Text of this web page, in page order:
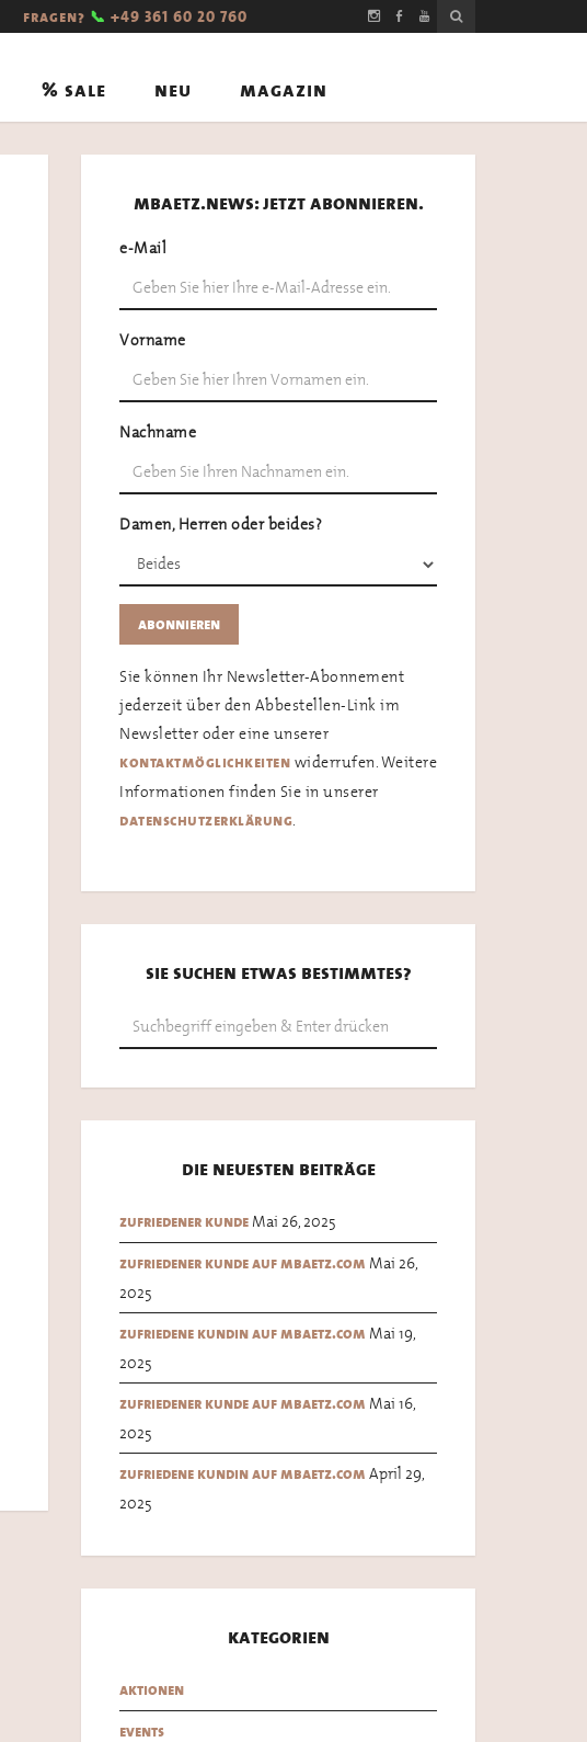
fragen? 📞 +49 361 60 20 760
% sale neu magazin
mbaetz.news: jetzt abonnieren.
e-Mail
Vorname
Nachname
Damen, Herren oder beides?
Sie können Ihr Newsletter-Abonnement
jederzeit über den Abbestellen-Link im
Newsletter oder eine unserer
kontaktmöglichkeiten widerrufen. Weitere
Informationen finden Sie in unserer
datenschutzerklärung.
sie suchen etwas bestimmtes?
die neuesten beiträge
zufriedener kunde Mai 26, 2025
zufriedener kunde auf mbaetz.com Mai 26,
2025
zufriedene kundin auf mbaetz.com Mai 19,
2025
zufriedener kunde auf mbaetz.com Mai 16,
2025
zufriedene kundin auf mbaetz.com April 29,
2025
kategorien
aktionen
events